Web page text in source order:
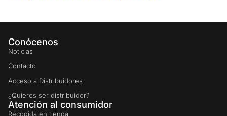
Conócenos
Noticias
Contacto
Acceso a Distribuidores
¿Quieres ser distribuidor?
Atención al consumidor
Recogida en tienda